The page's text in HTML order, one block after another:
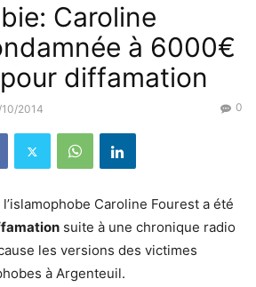
Caroline
à 6000€
pour diffamation
2014 0
Caroline Fourest a été
suite à une chronique radio
les versions des victimes
à Argenteuil.